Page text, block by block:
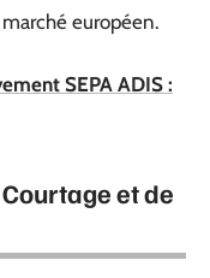
européen.
SEPA ADIS :
et de